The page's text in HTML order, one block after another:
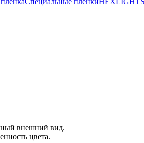
внешний вид.
цвета.